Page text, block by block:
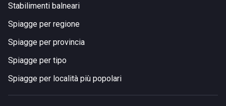
Stabilimenti balneari
Spiagge per regione
Spiagge per provincia
Spiagge per tipo
Spiagge per località più popolari